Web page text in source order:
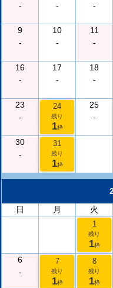
-
-
-
9
-
10
-
11
-
16
-
17
-
18
-
23
-
24
残り
1枠
25
-
30
-
31
残り
1枠
日
月 火
1
残り
1枠
6
-
7
残り
1枠
8
残り
1枠